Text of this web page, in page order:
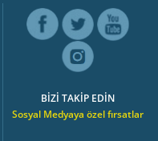
BİZİ TAKİP EDİN
Sosyal Medyaya özel fırsatlar